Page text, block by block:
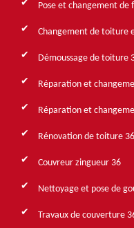
Pose et changement
Changement de toiture
Démoussage de toiture
Réparation et
Réparation et
Rénovation de toiture 36
Couvreur zingueur 36
Nettoyage et pose de
Travaux de couverture